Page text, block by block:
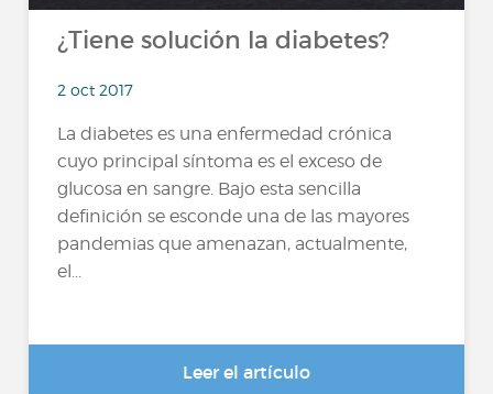
¿Tiene solución la diabetes?
2 oct 2017
La diabetes es una enfermedad crónica
cuyo principal síntoma es el exceso de
glucosa en sangre. Bajo esta sencilla
definición se esconde una de las mayores
pandemias que amenazan, actualmente,
el...
Leer el artículo